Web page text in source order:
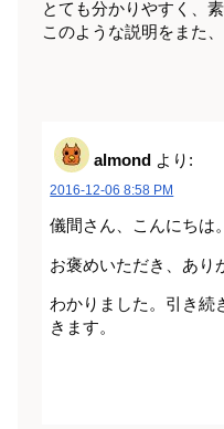
とても分かりやすく、
このような説明をまた
almond より:
2016-12-06 8:58 PM
儀間さん、こんにちは。
お褒めいただき、あり
わかりました。引き続
きます。